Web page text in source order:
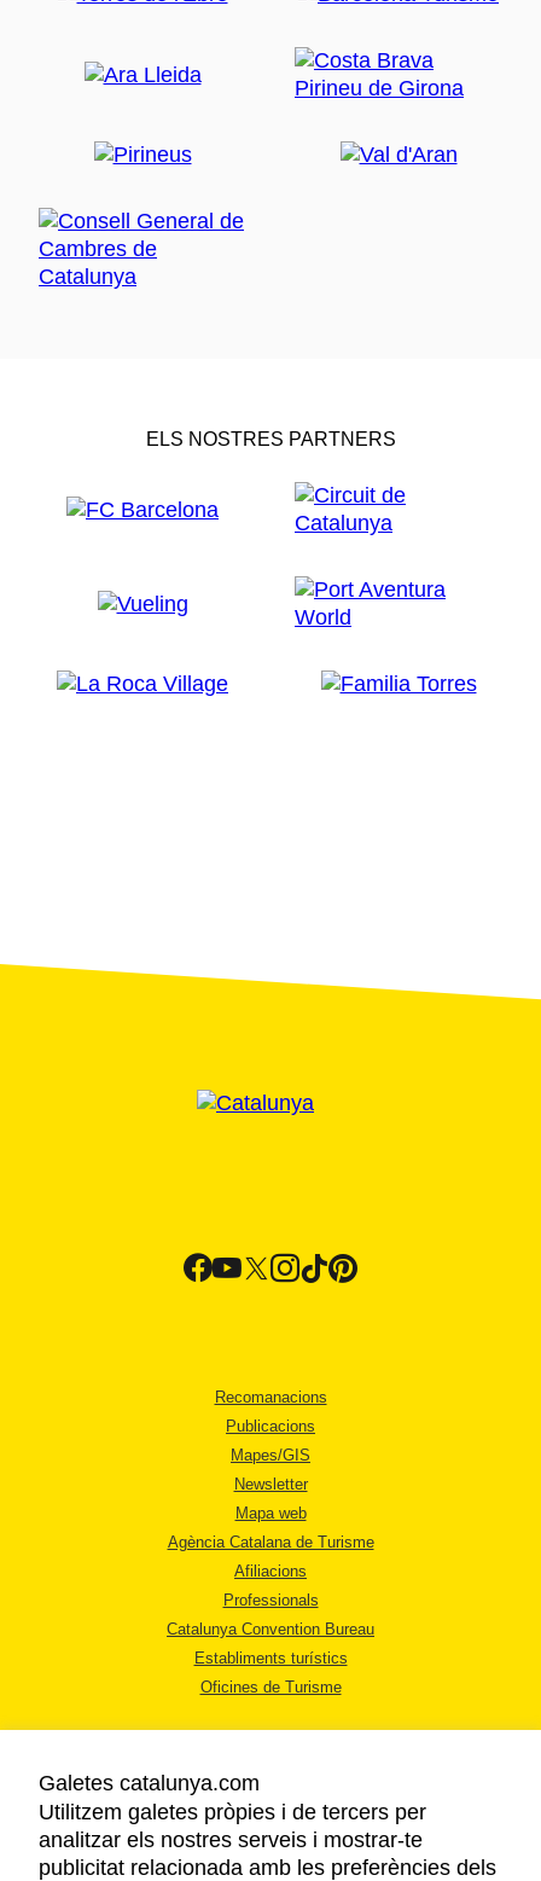
ELS NOSTRES PARTNERS
Recomanacions
Publicacions
Mapes/GIS
Newsletter
Mapa web
Agència Catalana de Turisme
Afiliacions
Professionals
Catalunya Convention Bureau
Establiments turístics
Oficines de Turisme
AVÍS LEGAL
Galetes catalunya.com
Utilitzem galetes pròpies i de tercers per
analitzar els nostres serveis i mostrar-te
publicitat relacionada amb les preferències dels